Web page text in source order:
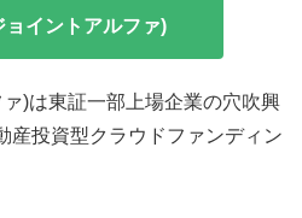
イントアルファ)
)は東証一部上場企業の穴吹興
産投資型クラウドファンディン